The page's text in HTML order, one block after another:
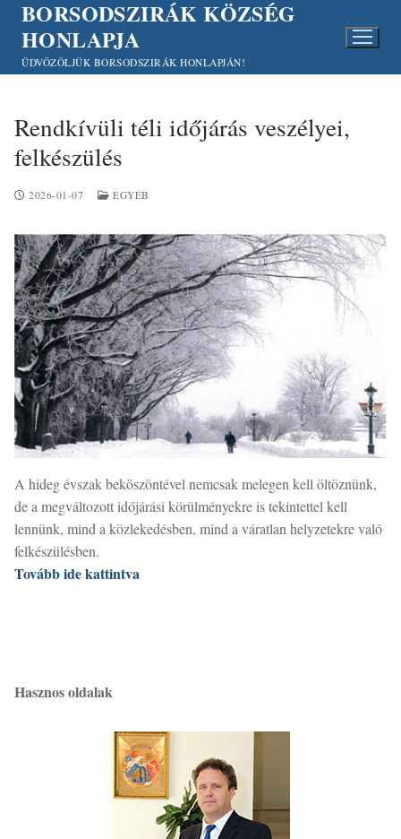
Ugrás
tartalomra
BORSODSZIRÁK KÖZSÉG
HONLAPJA
ÜDVÖZÖLJÜK BORSODSZIRÁK HONLAPJÁN!
Rendkívüli téli időjárás veszélyei,
felkészülés
2026-01-07 EGYÉB
A hideg évszak beköszöntével nemcsak melegen kell öltöznünk,
de a megváltozott időjárási körülményekre is tekintettel kell
lennünk, mind a közlekedésben, mind a váratlan helyzetekre való
felkészülésben.
Tovább ide kattintva
Hasznos oldalak